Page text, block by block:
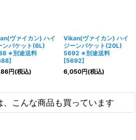
ヴァイカン) ハイ
ンバケット(6L)
※別途送料
]
円(税込)
Vikan(ヴァイカン) ハイ
ジーンバケット(20L)
5692 ※別途送料
[5692]
6,050円(税込)
、こんな商品も買っています